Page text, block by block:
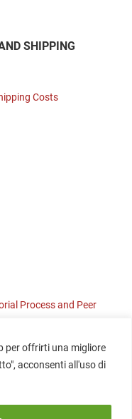
per offrirti una migliore
acconsenti all'uso di
SHIPPING
Costs
Process and Peer